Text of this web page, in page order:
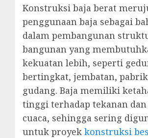
Konstruksi baja berat
penggunaan baja sebagai
dalam pembangunan
bangunan yang
kekuatan lebih, seperti
bertingkat, jembatan,
gudang. Baja memiliki
tinggi terhadap tekanan
cuaca, sehingga sering
untuk proyek konstruksi